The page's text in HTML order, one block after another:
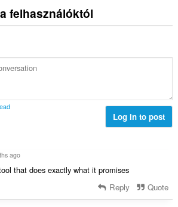
z
á
:
l
é
z
a
:
r
t
e
l
s
a
:
s
z
é
r
k
s
z
m
felhasználóktól
Log in to post
ago
that does exactly what it promises
Reply Quote